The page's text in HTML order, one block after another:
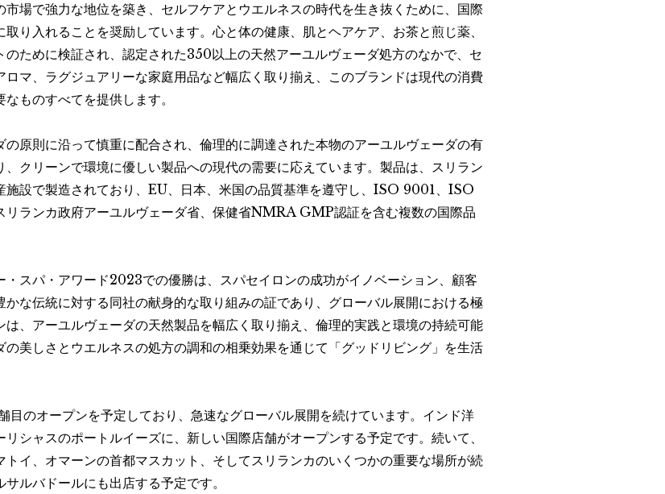
場で強力な地位を築き、セルフケアとウエルネスの時代を生き抜くために、国際
り入れることを奨励しています。心と体の健康、肌とヘアケア、お茶と煎じ薬、
ために検証され、認定された350以上の天然アーユルヴェーダ処方のなかで、セ
マ、ラグジュアリーな家庭用品など幅広く取り揃え、このブランドは現代の消費
ものすべてを提供します。
原則に沿って慎重に配合され、倫理的に調達された本物のアーユルヴェーダの有
クリーンで環境に優しい製品への現代の需要に応えています。製品は、スリラン
施設で製造されており、EU、日本、米国の品質基準を遵守し、ISO 9001、ISO
ランカ政府アーユルヴェーダ省、保健省NMRA GMP認証を含む複数の国際品
スパ・アワード2023での優勝は、スパセイロンの成功がイノベーション、顧客
な伝統に対する同社の献身的な取り組みの証であり、グローバル展開における極
、アーユルヴェーダの天然製品を幅広く取り揃え、倫理的実践と環境の持続可能
美しさとウエルネスの処方の調和の相乗効果を通じて「グッドリビング」を生活
のオープンを予定しており、急速なグローバル展開を続けています。インド洋
シャスのポートルイーズに、新しい国際店舗がオープンする予定です。続いて、
イ、オマーンの首都マスカット、そしてスリランカのいくつかの重要な場所が続
ルバドールにも出店する予定です。